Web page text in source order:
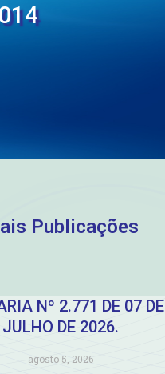
Publicações
Nº 2.771 DE 07 DE
JULHO DE 2026.
agosto 5, 2026